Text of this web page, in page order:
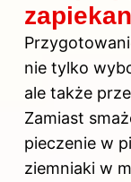
nie tylko
ale także
Zamiast
pieczenie w
ziemniaki w